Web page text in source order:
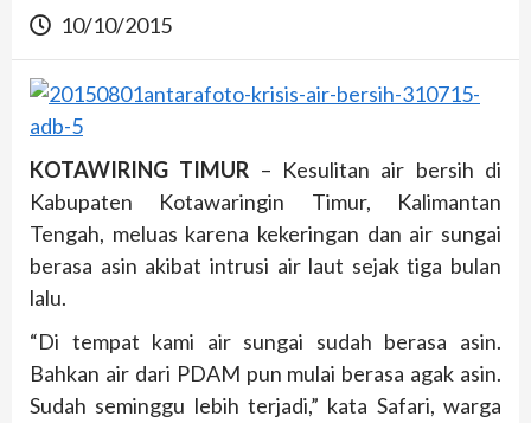
10/10/2015
KOTAWIRING TIMUR – Kesulitan air bersih di
Kabupaten Kotawaringin Timur, Kalimantan
Tengah, meluas karena kekeringan dan air sungai
berasa asin akibat intrusi air laut sejak tiga bulan
lalu.
“Di tempat kami air sungai sudah berasa asin.
Bahkan air dari PDAM pun mulai berasa agak asin.
Sudah seminggu lebih terjadi,” kata Safari, warga